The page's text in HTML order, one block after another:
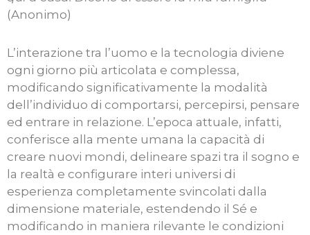
(Anonimo)
L’interazione tra l’uomo e la tecnologia diviene
ogni giorno più articolata e complessa,
modificando significativamente la modalità
dell’individuo di comportarsi, percepirsi, pensare
ed entrare in relazione. L’epoca attuale, infatti,
conferisce alla mente umana la capacità di
creare nuovi mondi, delineare spazi tra il sogno e
la realtà e configurare interi universi di
esperienza completamente svincolati dalla
dimensione materiale, estendendo il Sé e
modificando in maniera rilevante le condizioni